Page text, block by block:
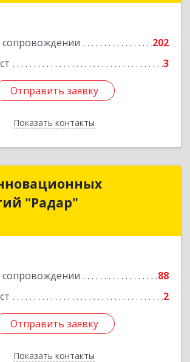
сопровождении
202
3
Отправить заявку
Показать контакты
Подробнее
Отправить заявку
Назад
"Радар"
сопровождении
88
2
Отправить заявку
Показать контакты
Центр инновационных
технологий "Радар"
Подробнее
Отправить заявку
Назад